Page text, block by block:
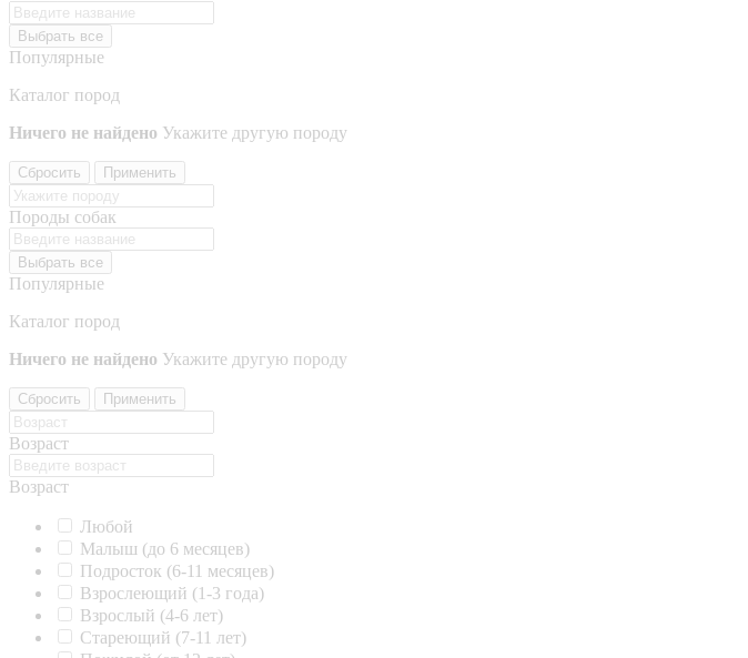
Выбрать все
Популярные
Каталог пород
Ничего не найдено Укажите другую породу
Сбросить Применить
Породы собак
Выбрать все
Популярные
Каталог пород
Ничего не найдено Укажите другую породу
Сбросить Применить
Возраст
Возраст
Любой
Малыш (до 6 месяцев)
Подросток (6-11 месяцев)
Взрослеющий (1-3 года)
Взрослый (4-6 лет)
Стареющий (7-11 лет)